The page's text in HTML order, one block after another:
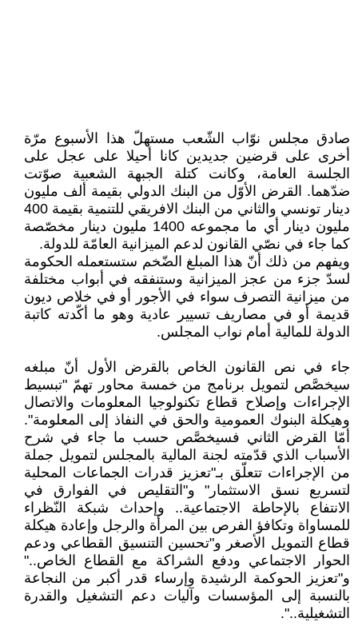
صادق مجلس نوّاب الشّعب مستهلّ هذا الأسبوع مرّة
أخرى على قرضين جديدين كانا أحيلا على عجل على
الجلسة العامة، وكانت كتلة الجبهة الشعبية صوّتت
ضدّهما. القرض الأوّل من البنك الدولي بقيمة ألف مليون
دينار تونسي والثاني من البنك الافريقي للتنمية بقيمة 400
مليون دينار أي ما مجموعه 1400 مليون دينار مخصّصة
كما جاء في نصّي القانون لدعم الميزانية العامّة للدولة.
ويفهم من ذلك أنّ هذا المبلغ الضّخم ستستعمله الحكومة
لسدّ جزء من عجز الميزانية وستنفقه في أبواب مختلفة
من ميزانية التصرف سواء في الأجور أو في خلاص ديون
قديمة أو في مصاريف تسيير عادية وهو ما أكّدته كاتبة
الدولة للمالية أمام نواب المجلس.
جاء في نص القانون الخاص بالقرض الأول أنّ مبلغه
سيخصَّص لتمويل برنامج من خمسة محاور تهمّ "تبسيط
الإجراءات وإصلاح قطاع تكنولوجيا المعلومات والاتصال
وهيكلة البنوك العمومية والحق في النفاذ إلى المعلومة".
أمّا القرض الثاني فسيخصَّص حسب ما جاء في شرح
الأسباب الذي قدّمته لجنة المالية بالمجلس لتمويل جملة
من الإجراءات تتعلّق بـ"تعزيز قدرات الجماعات المحلية
لتسريع نسق الاستثمار" و"التقليص في الفوارق في
الانتفاع بالإحاطة الاجتماعية.. وإحداث شبكة النّظراء
للمساواة وتكافؤ الفرص بين المرأة والرجل وإعادة هيكلة
قطاع التمويل الأصغر و"تحسين التنسيق القطاعي ودعم
الحوار الاجتماعي ودفع الشراكة مع القطاع الخاص.."
و"تعزيز الحوكمة الرشيدة وإرساء قدر أكبر من النجاعة
بالنسبة إلى المؤسسات وآليات دعم التشغيل والقدرة
التشغيلية..".